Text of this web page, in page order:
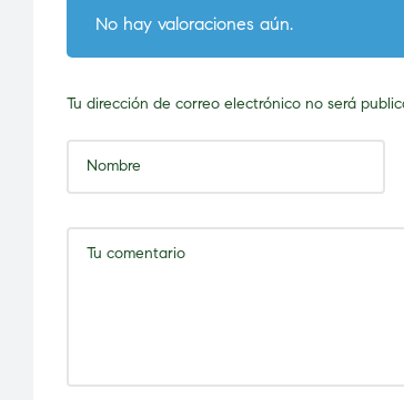
No hay valoraciones aún.
Tu dirección de correo electrónico no será